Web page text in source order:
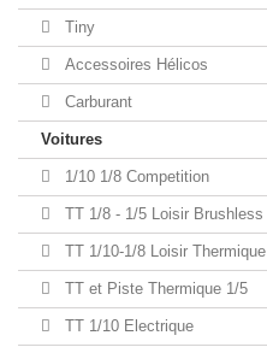
Tiny
Accessoires Hélicos
Carburant
Voitures
1/10 1/8 Competition
TT 1/8 - 1/5 Loisir Brushless
TT 1/10-1/8 Loisir Thermique
TT et Piste Thermique 1/5
TT 1/10 Electrique